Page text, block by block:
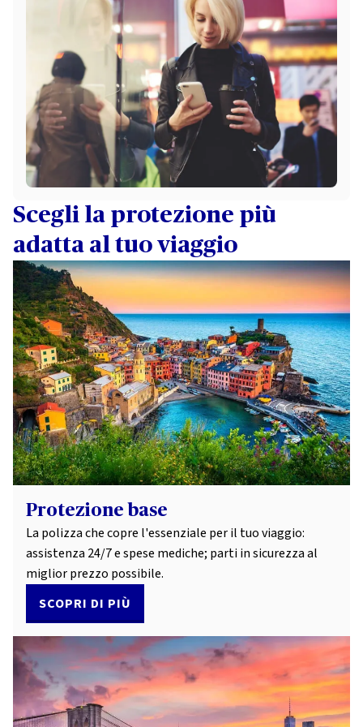
Scegli la protezione più
adatta al tuo viaggio
Protezione base
La polizza che copre l'essenziale per il tuo viaggio:
assistenza 24/7 e spese mediche; parti in sicurezza al
miglior prezzo possibile.
SCOPRI DI PIÙ